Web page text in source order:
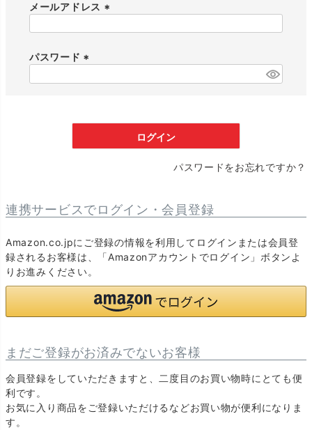
メールアドレス
パスワード
ログイン
パスワードをお忘れですか？
連携サービスでログイン・会員登録
Amazon.co.jpにご登録の情報を利用してログインまたは会員登
録されるお客様は、「Amazonアカウントでログイン」ボタンよ
りお進みください。
まだご登録がお済みでないお客様
会員登録をしていただきますと、二度目のお買い物時にとても便
利です。
お気に入り商品をご登録いただけるなどお買い物が便利になりま
す。